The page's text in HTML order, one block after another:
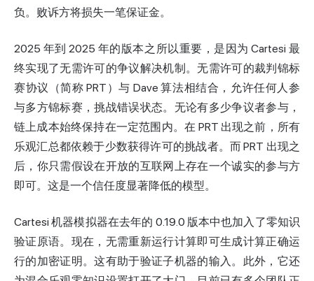
负。败诉方将损失一笔保证金。
2025 年到 2025 年的版本之所以重要，是因为 Cartesi 最
终实现了无需许可的争议解决机制。无需许可的裁判锦标
赛协议（简称 PRT）与 Dave 算法相结合，允许任何人参
与多方锦标赛，挑战错误状态。无论有多少争议者参与，
链上成本始终保持在一定范围内。在 PRT 出现之前，所有
乐观汇总都依赖于少数获得许可的挑战者。而 PRT 出现之
后，你只需假设在开放的互联网上存在一个诚实的参与方
即可。这是一个信任度显著降低的模型。
Cartesi 机器模拟器在去年的 0.19.0 版本中也加入了零知识
验证原语。现在，无需重新运行计算即可生成计算正确运
行的加密证明。这有助于验证子机器的输入。此外，它还